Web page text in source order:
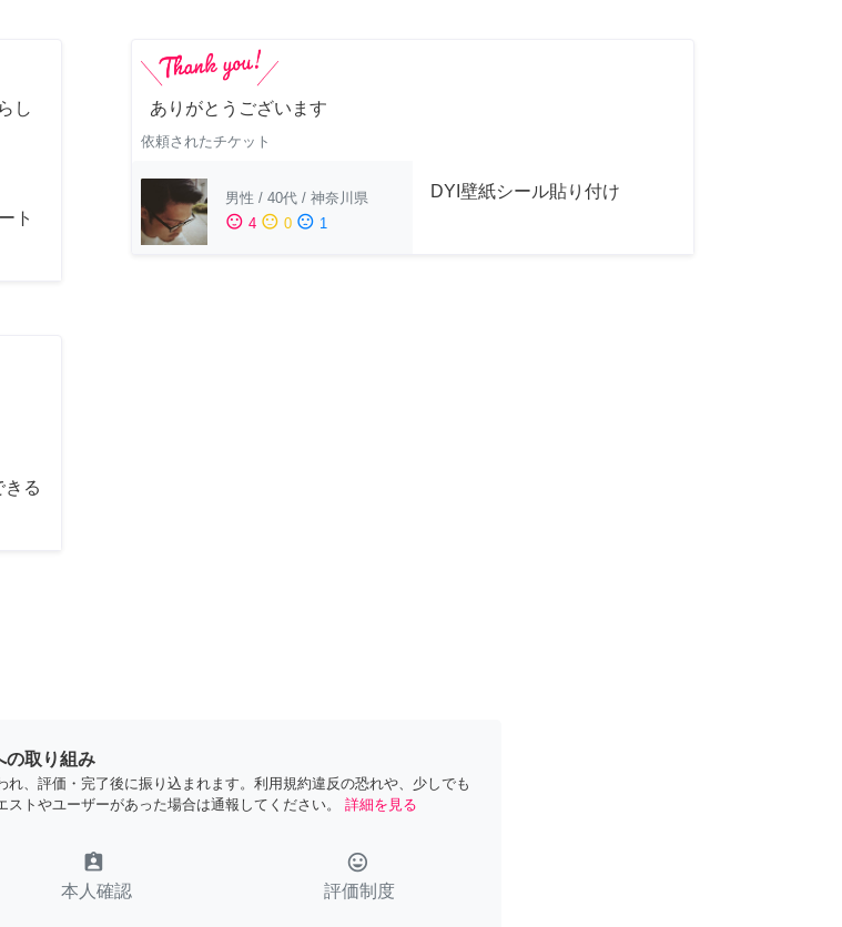
し
ト
ありがとうございます
依頼されたチケット
男性 / 40代 / 神奈川県
sentiment_satisfied 4 sentiment_neutral 0 sentiment_dissatisfied 1
DYI壁紙シール貼り付け
る
の取り組み
れ、評価・完了後に振り込まれます。利用規約違反の恐れや、少しでも
トやユーザーがあった場合は通報してください。
詳細を見る
assignment_ind
本人確認
tag_faces
評価制度